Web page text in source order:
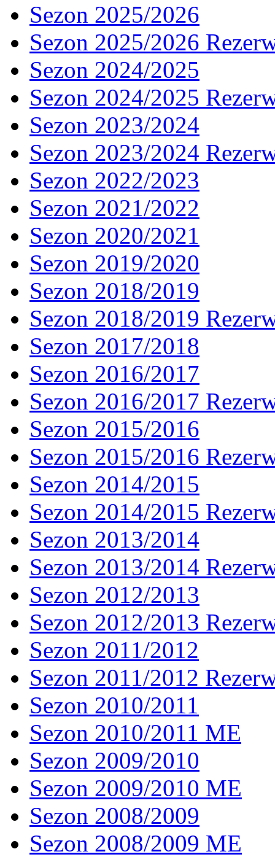
Sezon 2025/2026
Sezon 2025/2026
Sezon 2024/2025
Sezon 2024/2025
Sezon 2023/2024
Sezon 2023/2024
Sezon 2022/2023
Sezon 2021/2022
Sezon 2020/2021
Sezon 2019/2020
Sezon 2018/2019
Sezon 2018/2019
Sezon 2017/2018
Sezon 2016/2017
Sezon 2016/2017
Sezon 2015/2016
Sezon 2015/2016
Sezon 2014/2015
Sezon 2014/2015
Sezon 2013/2014
Sezon 2013/2014
Sezon 2012/2013
Sezon 2012/2013
Sezon 2011/2012
Sezon 2011/2012
Sezon 2010/2011
Sezon 2010/2011 ME
Sezon 2009/2010
Sezon 2009/2010 ME
Sezon 2008/2009
Sezon 2008/2009 ME